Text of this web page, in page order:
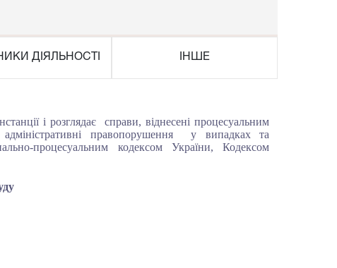
ДІЯЛЬНОСТІ ІНШЕ
і розглядає
справи, віднесені процесуальним
адміністративні правопорушення
у випадках та
процесуальним кодексом України, Кодексом